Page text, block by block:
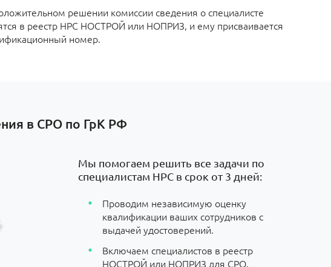
решении комиссии сведения о специалисте
в реестр НРС НОСТРОЙ или НОПРИЗ, и ему присваивается
номер.
в СРО по ГрК РФ
Мы помогаем решить все задачи по
специалистам НРС в срок от 3 дней:
Проводим независимую оценку
квалификации ваших сотрудников с
выдачей удостоверений.
Включаем специалистов в реестр
НОСТРОЙ или НОПРИЗ для СРО.